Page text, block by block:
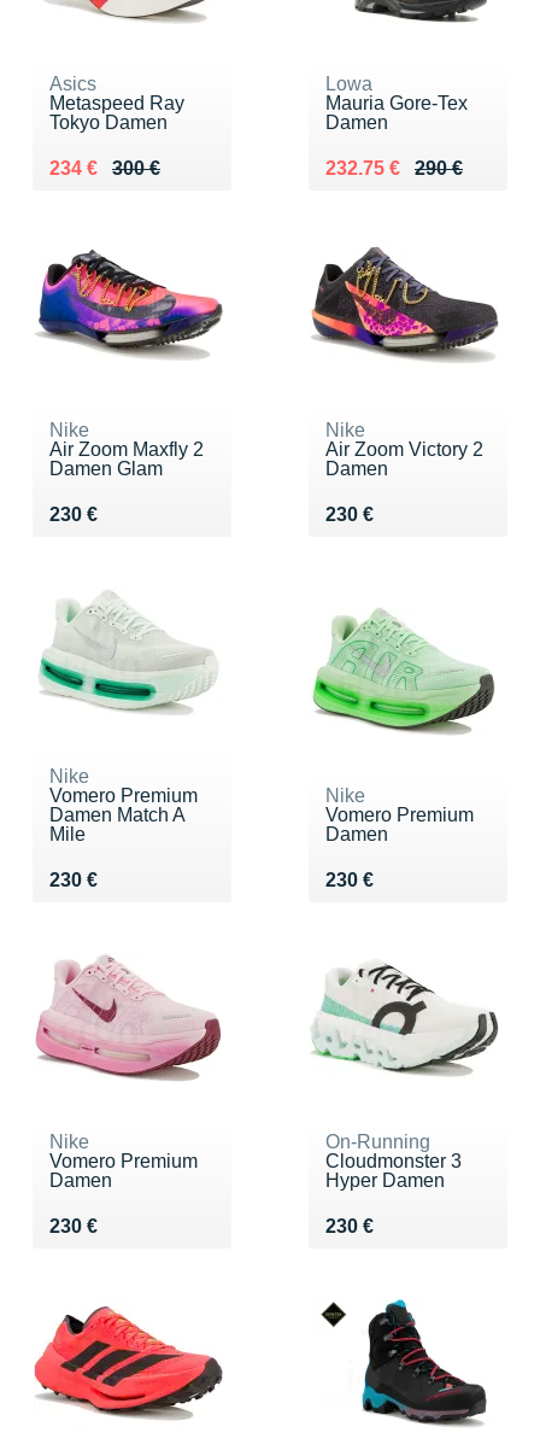
Asics
Metaspeed Ray
Tokyo Damen
300 €
Au lieu de 300 €
234 €
Vendu 234 €
Lowa
Mauria Gore-Tex
Damen
290 €
Au lieu de 290 €
232.75 €
Vendu 232.75 €
Nike
Air Zoom Maxfly 2
Damen Glam
230 €
Vendu 230 €
Nike
Air Zoom Victory 2
Damen
230 €
Vendu 230 €
Nike
Vomero Premium
Damen Match A
Mile
230 €
Vendu 230 €
Nike
Vomero Premium
Damen
230 €
Vendu 230 €
Nike
Vomero Premium
Damen
230 €
Vendu 230 €
On-Running
Cloudmonster 3
Hyper Damen
230 €
Vendu 230 €